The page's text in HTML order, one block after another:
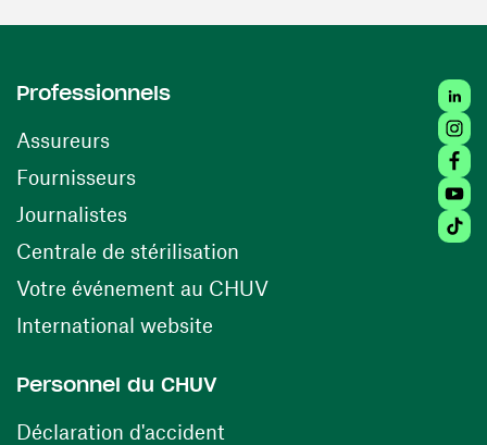
Professionnels
Assureurs
Fournisseurs(ouvre une nouvelle fenêtre)
Journalistes
Centrale de stérilisation (ouvre une nouvelle
Votre événement au CHUV(ouvre une nouvelle
International website
Personnel du CHUV
Déclaration d'accident